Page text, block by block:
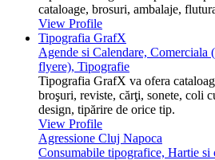
cataloage, brosuri, ambalaje,
View Profile
Tipografia GrafX
Agende si Calendare, Comerciala
flyere), Tipografie
Tipografia GrafX va ofera
broşuri, reviste, cărţi, sonete, coli
design, tipărire de orice tip.
View Profile
Agressione Cluj Napoca
Consumabile tipografice, Hartie si